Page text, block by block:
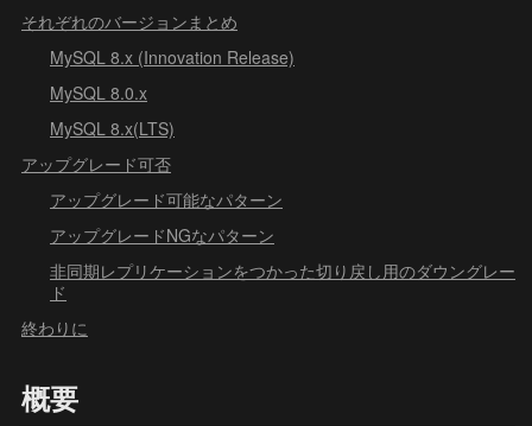
それぞれのバージョンまとめ
MySQL 8.x (Innovation Release)
MySQL 8.0.x
MySQL 8.x(LTS)
アップグレード可否
アップグレード可能なパターン
アップグレードNGなパターン
非同期レプリケーションをつかった切り戻し用のダウングレー
ド
終わりに
概要